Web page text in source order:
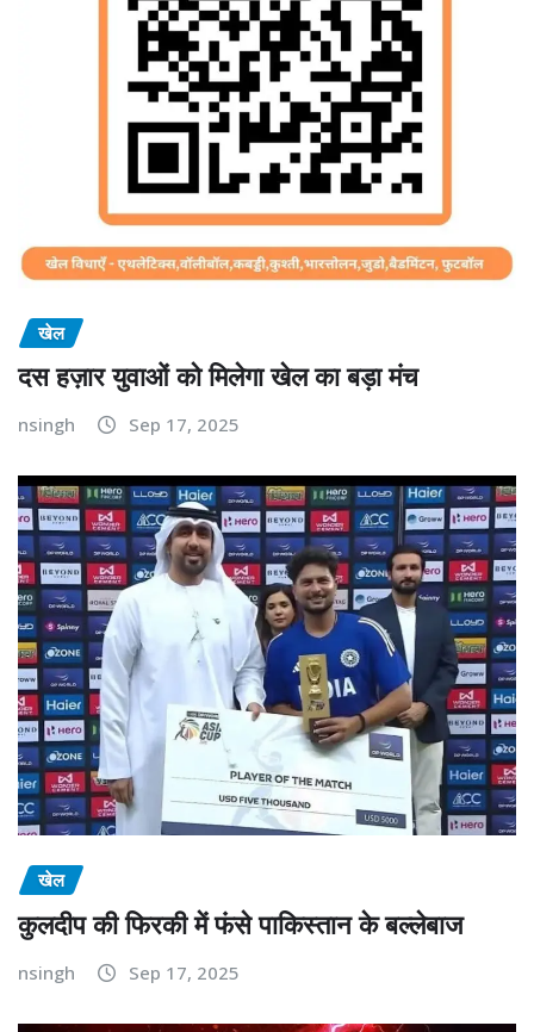
खेल
दस हज़ार युवाओं को मिलेगा खेल का बड़ा मंच
nsingh Sep 17, 2025
खेल
कुलदीप की फिरकी में फंसे पाकिस्तान के बल्लेबाज
nsingh Sep 17, 2025